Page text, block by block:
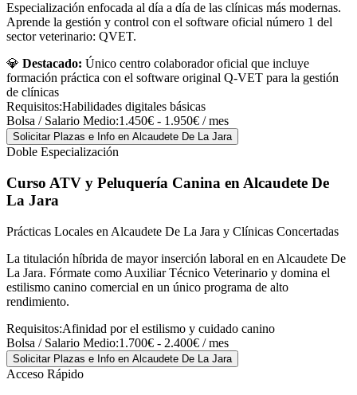
Especialización enfocada al día a día de las clínicas más modernas.
Aprende la gestión y control con el software oficial número 1 del
sector veterinario: QVET.
💎 Destacado: Único centro colaborador oficial que incluye
formación práctica con el software original Q-VET para la gestión
de clínicas
Requisitos:Habilidades digitales básicas
Bolsa / Salario Medio:1.450€ - 1.950€ / mes
Solicitar Plazas e Info en Alcaudete De La Jara
Doble Especialización
Curso ATV y Peluquería Canina en Alcaudete De
La Jara
Prácticas Locales en Alcaudete De La Jara y Clínicas Concertadas
La titulación híbrida de mayor inserción laboral en en Alcaudete De
La Jara. Fórmate como Auxiliar Técnico Veterinario y domina el
estilismo canino comercial en un único programa de alto
rendimiento.
Requisitos:Afinidad por el estilismo y cuidado canino
Bolsa / Salario Medio:1.700€ - 2.400€ / mes
Solicitar Plazas e Info en Alcaudete De La Jara
Acceso Rápido